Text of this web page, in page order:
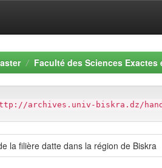
Faculté des Sciences Exactes
archives.univ-biskra.dz/
la filière datte dans la région de Biskra